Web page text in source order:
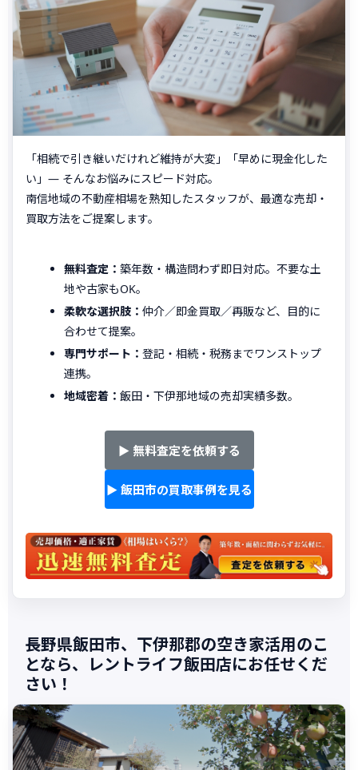
「相続で引き継いだけれど維持が大変」「早めに現金化した
い」― そんなお悩みにスピード対応。
南信地域の不動産相場を熟知したスタッフが、最適な売却・
買取方法をご提案します。
無料査定： 築年数・構造問わず即日対応。不要な土
地や古家もOK。
柔軟な選択肢： 仲介／即金買取／再販など、目的に
合わせて提案。
専門サポート： 登記・相続・税務までワンストップ
連携。
地域密着： 飯田・下伊那地域の売却実績多数。
▶ 無料査定を依頼する
▶ 飯田市の買取事例を見る
長野県飯田市、下伊那郡の空き家活用のこ
となら、レントライフ飯田店にお任せくだ
さい！